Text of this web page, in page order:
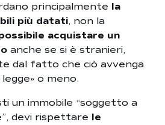
principalmente la
più datati, non la
acquistare un
anche se si è stranieri,
dal fatto che ciò avvenga
o meno.
un immobile “soggetto a
devi rispettare le